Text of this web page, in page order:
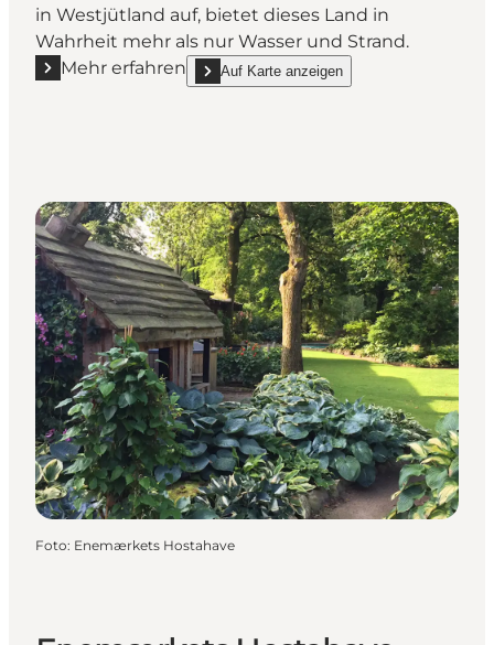
in Westjütland auf, bietet dieses Land in
Wahrheit mehr als nur Wasser und Strand.
Mehr erfahren
Mehr erfahren "Laubjergs Rosengarten"
Auf Karte anzeigen
show Laubjergs Rosengarten on_map
Foto: Enemærkets Hostahave